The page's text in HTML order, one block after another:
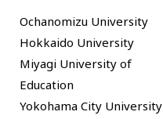
Ochanomizu University
Hokkaido University
Miyagi University of
Education
Yokohama City University